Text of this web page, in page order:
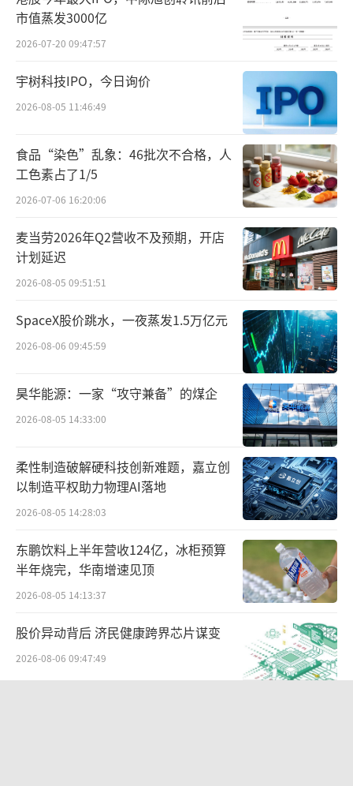
云飞发文回应网传 “比亚迪要求供应商降价1
0%”，并表示此为行业惯例，并非强制要求。
比亚迪官方数据显示，比亚迪10月新能源
汽车销量50.27万辆，创历史新高；今年1-10
月，新能源汽车销量为325.05万辆，同比增长3
6.49%。第三季度，比亚迪更是实现营收2011.
25亿元，同比增长24.04%。比亚迪在二季度、
三季度继续作为新能源车企销量“领头羊”。
纵使业绩斐然，出海规模进一步扩大，比
亚迪还是高调加入价格战。而不久前，比亚迪
董事长王传福在中国汽车重庆论坛上表示，卷
是一种竞争，是市场经济的本质。企业家要拥
抱竞争，在竞争中发展，不要为了竞争焦虑。
市值蒸发3000亿
2026-07-20 09:47:57
宇树科技IPO，今日询价
2026-08-05 11:46:49
食品“染色”乱象：46批次不合格，人
工色素占了1/5
2026-07-06 16:20:06
麦当劳2026年Q2营收不及预期，开店
计划延迟
2026-08-05 09:51:51
SpaceX股价跳水，一夜蒸发1.5万亿元
2026-08-06 09:45:59
昊华能源：一家“攻守兼备”的煤企
2026-08-05 14:33:00
柔性制造破解硬科技创新难题，嘉立创
以制造平权助力物理AI落地
2026-08-05 14:28:03
东鹏饮料上半年营收124亿，冰柜预算
半年烧完，华南增速见顶
2026-08-05 14:13:37
股价异动背后 济民健康跨界芯片谋变
2026-08-06 09:47:49